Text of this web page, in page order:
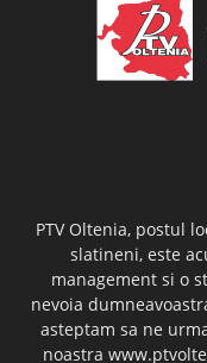
PTV Oltenia, postul
slatineni, este
management si o
nevoia
asteptam sa ne
noastra